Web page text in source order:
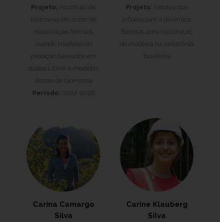
Projeto: Acúmulo de
biomassa em áreas de
restauração florestal
usando modelos de
predição baseados em
dados LiDAR e medidas
diretas de biomassa
Período: 2022-2026
Projeto: Fatores que
influenciam a dinâmica
florestal após exploração
de madeira na Amazônia
brasileira
Carina Camargo
Silva
Carine Klauberg
Silva